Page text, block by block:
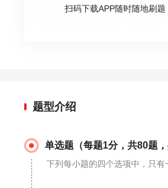
扫码下载APP随时随地刷题
题型介绍
单选题（每题1分，共80题，
下列每小题的四个选项中，只